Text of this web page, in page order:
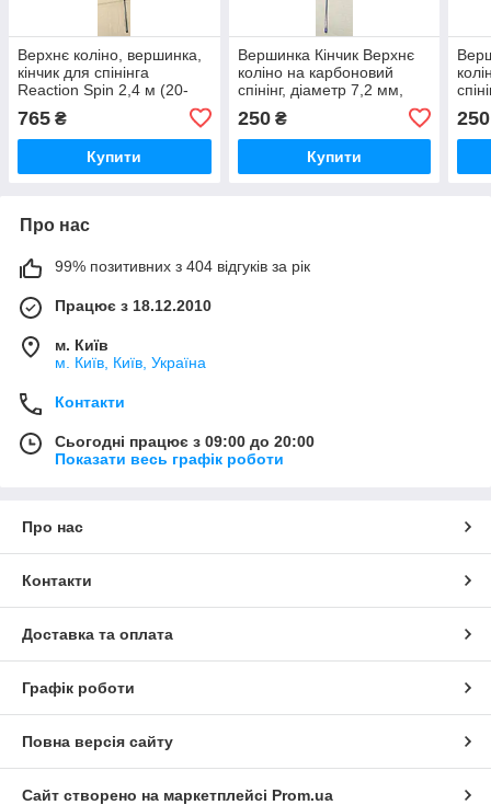
Верхнє коліно, вершинка,
кінчик для спінінга
Reaction Spin 2,4 м (20-
765 ₴
Купити
Вершинка Кінчик Верхнє
коліно на карбоновий
спінінг, діаметр 7,2 мм,
250₴
Купити
250
Про нас
99% позитивних з 404 відгуків за рік
Працює з 18.12.2010
м. Київ
м. Київ, Київ, Україна
Контакти
Сьогодні працює з 09:00 до 20:00
Показати весь графік роботи
Про нас
Контакти
Доставка та оплата
Графік роботи
Повна версія сайту
Сайт створено на маркетплейсі Prom.ua